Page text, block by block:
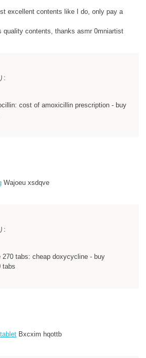
excellent contents like I do, only pay a
quality contents, thanks asmr 0mniartist
:
cost of amoxicillin prescription - buy
Wajoeu xsdqve
:
270 tabs: cheap doxycycline - buy
tabs
Bxcxim hqottb